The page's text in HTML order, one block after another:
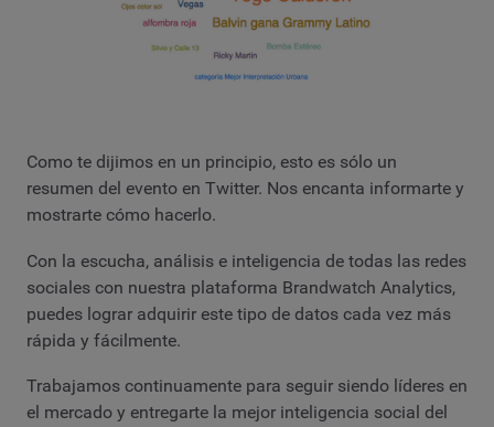
Como te dijimos en un principio, esto es sólo un
resumen del evento en Twitter. Nos encanta informarte y
mostrarte cómo hacerlo.
Con la escucha, análisis e inteligencia de todas las redes
sociales con nuestra plataforma Brandwatch Analytics,
puedes lograr adquirir este tipo de datos cada vez más
rápida y fácilmente.
Trabajamos continuamente para seguir siendo líderes en
el mercado y entregarte la mejor inteligencia social del